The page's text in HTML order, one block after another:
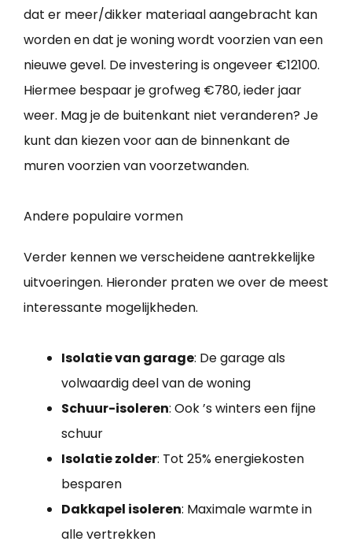
dat er meer/dikker materiaal aangebracht kan
worden en dat je woning wordt voorzien van een
nieuwe gevel. De investering is ongeveer €12100.
Hiermee bespaar je grofweg €780, ieder jaar
weer. Mag je de buitenkant niet veranderen? Je
kunt dan kiezen voor aan de binnenkant de
muren voorzien van voorzetwanden.
Andere populaire vormen
Verder kennen we verscheidene aantrekkelijke
uitvoeringen. Hieronder praten we over de meest
interessante mogelijkheden.
Isolatie van garage: De garage als
volwaardig deel van de woning
Schuur-isoleren: Ook ’s winters een fijne
schuur
Isolatie zolder: Tot 25% energiekosten
besparen
Dakkapel isoleren: Maximale warmte in
alle vertrekken